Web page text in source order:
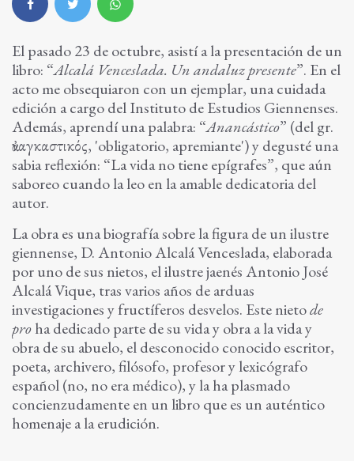
El pasado 23 de octubre, asistí a la presentación de un
libro: “Alcalá Venceslada. Un andaluz presente”. En el
acto me obsequiaron con un ejemplar, una cuidada
edición a cargo del Instituto de Estudios Giennenses.
Además, aprendí una palabra: “Anancástico” (del gr.
ἀναγκαστικός, 'obligatorio, apremiante') y degusté una
sabia reflexión: “La vida no tiene epígrafes”, que aún
saboreo cuando la leo en la amable dedicatoria del
autor.
La obra es una biografía sobre la figura de un ilustre
giennense, D. Antonio Alcalá Venceslada, elaborada
por uno de sus nietos, el ilustre jaenés Antonio José
Alcalá Vique, tras varios años de arduas
investigaciones y fructíferos desvelos. Este nietode
proha dedicado parte de su vida y obra a la vida y
obra de su abuelo, el desconocido conocido escritor,
poeta, archivero, filósofo, profesor y lexicógrafo
español (no, no era médico), y la ha plasmado
concienzudamente en un libro que es un auténtico
homenaje a la erudición.